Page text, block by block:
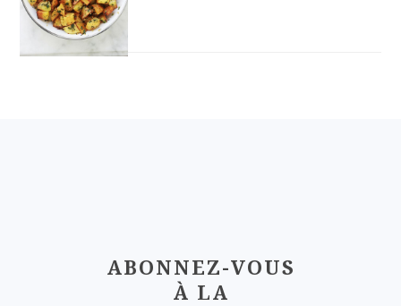
ABONNEZ-VOUS
À LA